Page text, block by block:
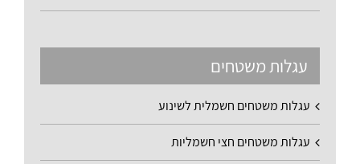
עגלות משטחים
עגלות משטחים חשמלית לשינוע
עגלות משטחים חצי חשמליות